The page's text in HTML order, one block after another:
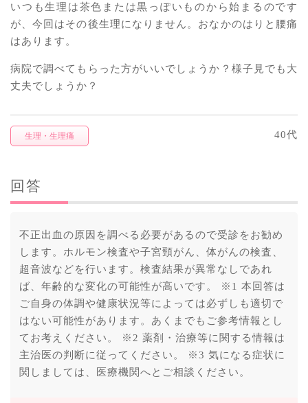
いつも生理は茶色または黒っぽいものから始まるのです
が、今回はその後生理になりません。おなかのはりと腰痛
はあります。
病院で調べてもらった方がいいでしょうか？様子見でも大
丈夫でしょうか？
生理・生理痛 40代
回答
不正出血の原因を調べる必要があるので受診をお勧め
します。ホルモン検査や子宮頸がん、体がんの検査、
超音波などを行います。検査結果が異常なしであれ
ば、年齢的な変化の可能性が高いです。 ※1 本回答は
ご自身の体調や健康状況等によっては必ずしも適切で
はない可能性があります。あくまでもご参考情報とし
てお考えください。 ※2 薬剤・治療等に関する情報は
主治医の判断に従ってください。 ※3 気になる症状に
関しましては、医療機関へとご相談ください。